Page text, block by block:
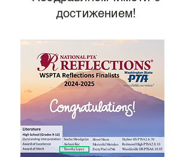
достижением!